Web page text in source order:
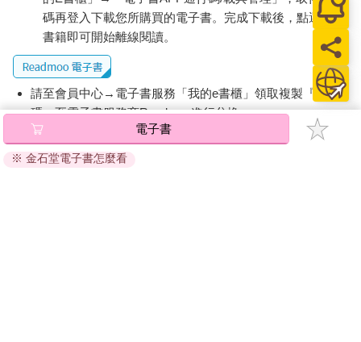
碼再登入下載您所購買的電子書。完成下載後，點選任一
書籍即可開始離線閱讀。
請至會員中心→電子書服務「我的e書櫃」領取複製『兌換
碼』至電子書服務商Readmoo進行兌換。
退換貨須知：
因版權保護，您在金石堂所購買的電子書僅能以金石堂專屬
電子書
※ 金石堂電子書怎麼看